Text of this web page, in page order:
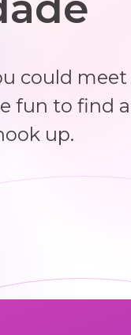
could meet
fun to find
up.